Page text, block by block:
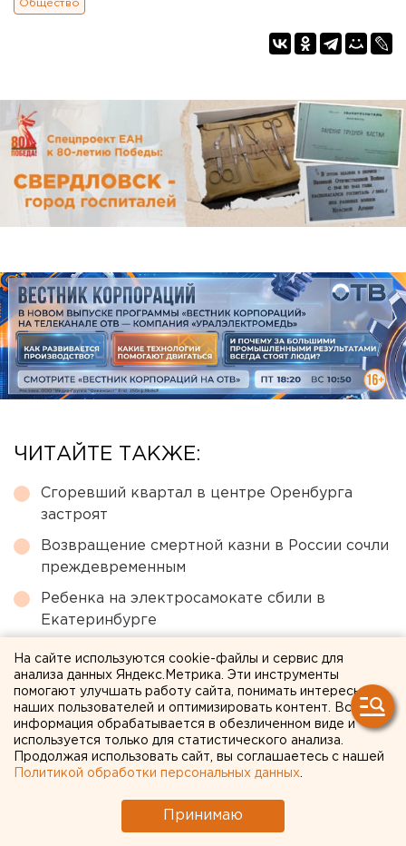
Общество
ЧИТАЙТЕ ТАКЖЕ:
Сгоревший квартал в центре Оренбурга
застроят
Возвращение смертной казни в России сочли
преждевременным
Ребенка на электросамокате сбили в
Екатеринбурге
Ракетная опасность объявлена в
Оренбургской области и Башкирии
Численность человечества предложили
постепенно сократить ради планеты
← НОВОСТИ
На сайте используются cookie-файлы и сервис для
анализа данных Яндекс.Метрика. Эти инструменты
помогают улучшать работу сайта, понимать интересы
наших пользователей и оптимизировать контент. Вся
информация обрабатывается в обезличенном виде и
используется только для статистического анализа.
Продолжая использовать сайт, вы соглашаетесь с нашей
Политикой обработки персональных данных
Принимаю